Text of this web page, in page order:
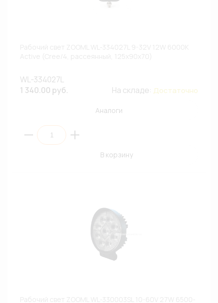
WL-334027L
1 340.00 руб.
На складе: Достаточно
Аналоги
В корзину